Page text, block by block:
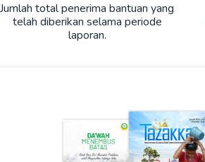
Jumlah total penerima bantuan yang
telah diberikan selama periode
laporan.